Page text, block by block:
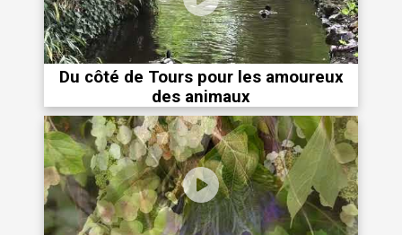
Du côté de Tours pour les amoureux
des animaux